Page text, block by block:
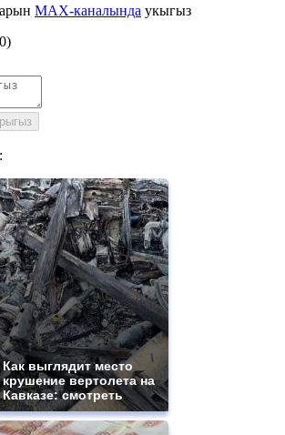
MAX-каналында укыгыз
Как выглядит место
крушение вертолета на
Кавказе: смотреть